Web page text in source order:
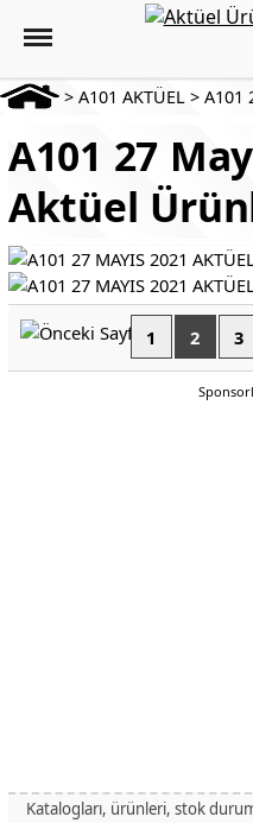
> A101 AKTÜEL > A101
A101 27
Aktüel
1 2 3
Katalogları, ürünleri, stok